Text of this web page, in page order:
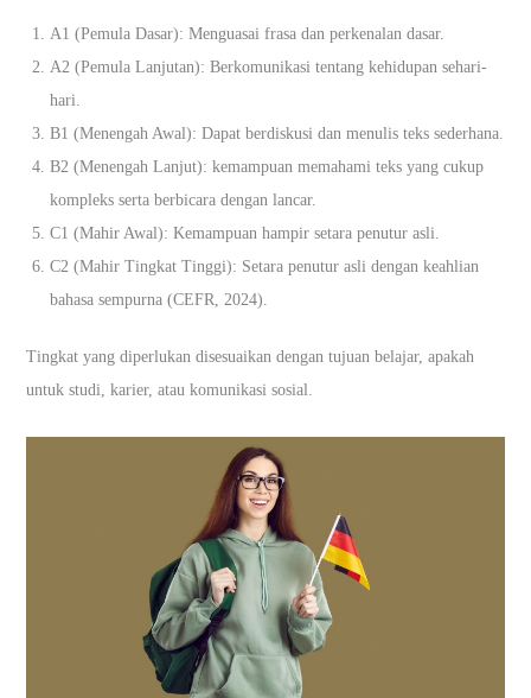
A1 (Pemula Dasar): Menguasai frasa dan perkenalan dasar.
A2 (Pemula Lanjutan): Berkomunikasi tentang kehidupan sehari-
hari.
B1 (Menengah Awal): Dapat berdiskusi dan menulis teks sederhana.
B2 (Menengah Lanjut): kemampuan memahami teks yang cukup
kompleks serta berbicara dengan lancar.
C1 (Mahir Awal): Kemampuan hampir setara penutur asli.
C2 (Mahir Tingkat Tinggi): Setara penutur asli dengan keahlian
bahasa sempurna (CEFR, 2024).
Tingkat yang diperlukan disesuaikan dengan tujuan belajar, apakah
untuk studi, karier, atau komunikasi sosial.